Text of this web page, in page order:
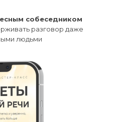
собеседником
разговор даже
людьми